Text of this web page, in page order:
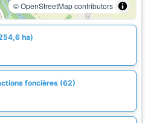
© OpenStreetMap contributors
ha)
foncières (62)